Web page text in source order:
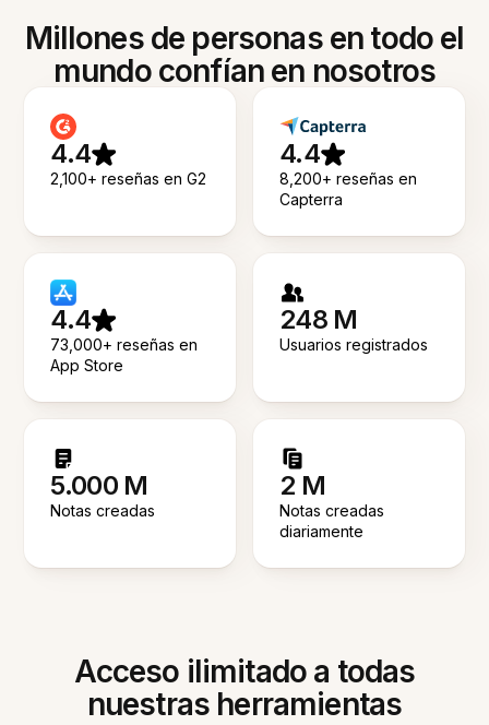
Millones de personas en todo el
mundo confían en nosotros
4.4
2,100+ reseñas en G2
4.4
8,200+ reseñas en
Capterra
4.4
73,000+ reseñas en
App Store
248 M
Usuarios registrados
5.000 M
Notas creadas
2 M
Notas creadas
diariamente
Acceso ilimitado a todas
nuestras herramientas